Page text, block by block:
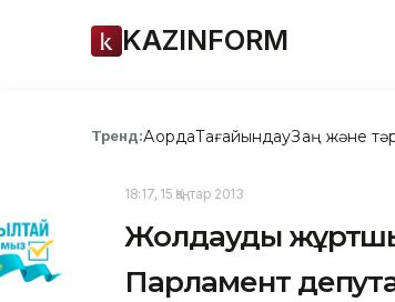
KAZINFORM
Тренд:АқордаТағайындауЗаң және
18:17, 15 Қаңтар 2013
Жолдауды
Парламент